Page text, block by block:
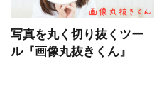
写真を丸く切り抜くツー
ル『画像丸抜きくん』